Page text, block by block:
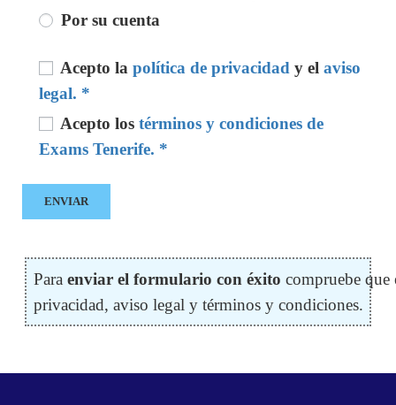
Por su cuenta
Acepto lapolítica de privacidady elaviso
legal. *
Acepto lostérminos y condiciones de
Exams Tenerife. *
Para enviar el formulario con éxito compruebe que
privacidad, aviso legal y términos y condiciones.